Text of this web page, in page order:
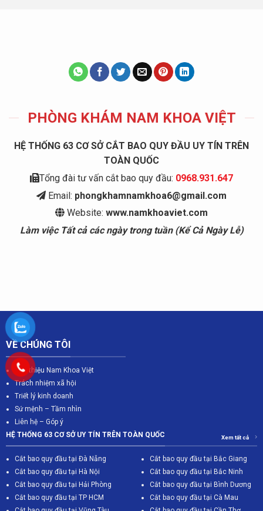
PHÒNG KHÁM NAM KHOA VIỆT
HỆ THỐNG 63 CƠ SỞ CẮT BAO QUY ĐẦU UY TÍN TRÊN
TOÀN QUỐC
Tổng đài tư vấn cắt bao quy đầu: 0968.931.647
Email: phongkhamnamkhoa6@gmail.com
Website: www.namkhoaviet.com
Làm việc Tất cả các ngày trong tuần (Kể Cả Ngày Lễ)
VỀ CHÚNG TÔI
Giới thiệu Nam Khoa Việt
Trách nhiệm xã hội
Triết lý kinh doanh
Sứ mệnh – Tầm nhìn
Liên hệ – Góp ý
HỆ THỐNG 63 CƠ SỞ UY TÍN TRÊN TOÀN QUỐC
Xem tất cả
Cắt bao quy đầu tại Đà Nẵng
Cắt bao quy đầu tại Hà Nội
Cắt bao quy đầu tại Hải Phòng
Cắt bao quy đầu tại TP HCM
Cắt bao quy đầu tại Bắc Giang
Cắt bao quy đầu tại Bắc Ninh
Cắt bao quy đầu tại Bình Dương
Cắt bao quy đầu tại Cà Mau